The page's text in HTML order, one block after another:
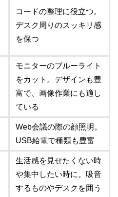
コードの整理に役立つ。
デスク周りのスッキリ感
を保つ
モニターのブルーライト
をカット。デザインも豊
富で、画像作業にも適し
ている
Web会議の際の顔照明。
USB給電で種類も豊富
生活感を見せたくない時
や集中したい時に。吸音
するものやデスクを囲う